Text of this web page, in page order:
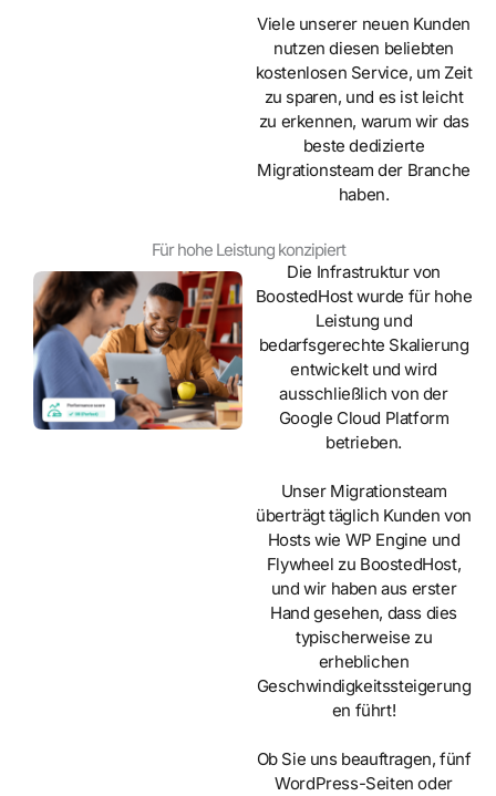
Viele unserer neuen Kunden
nutzen diesen beliebten
kostenlosen Service, um Zeit
zu sparen, und es ist leicht
zu erkennen, warum wir das
beste dedizierte
Migrationsteam der Branche
haben.
Für hohe Leistung konzipiert
Die Infrastruktur von
BoostedHost wurde für hohe
Leistung und
bedarfsgerechte Skalierung
entwickelt und wird
ausschließlich von der
Google Cloud Platform
betrieben.
Unser Migrationsteam
überträgt täglich Kunden von
Hosts wie WP Engine und
Flywheel zu BoostedHost,
und wir haben aus erster
Hand gesehen, dass dies
typischerweise zu
erheblichen
Geschwindigkeitssteigerung
en führt!
Ob Sie uns beauftragen, fünf
WordPress-Seiten oder